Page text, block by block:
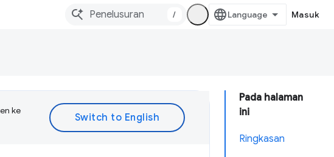
/ Masuk
Pada halaman
ini
Ringkasan
ke